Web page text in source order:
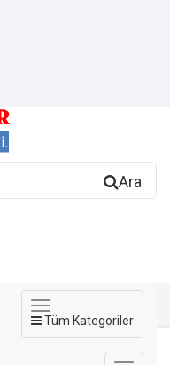
Ara
Tüm Kategoriler